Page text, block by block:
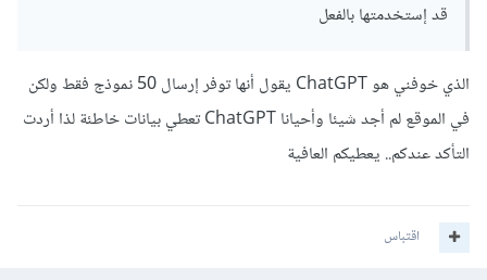
قد إستخدمتها بالفعل
الذي خوفني هو ChatGPT يقول أنها توفر إرسال 50 نموذج فقط ولكن
في الموقع لم أجد شيئا وأحيانا ChatGPT تعطي بيانات خاطئة لذا أردت
التأكد عندكم.. يعطيكم العافية
اقتباس